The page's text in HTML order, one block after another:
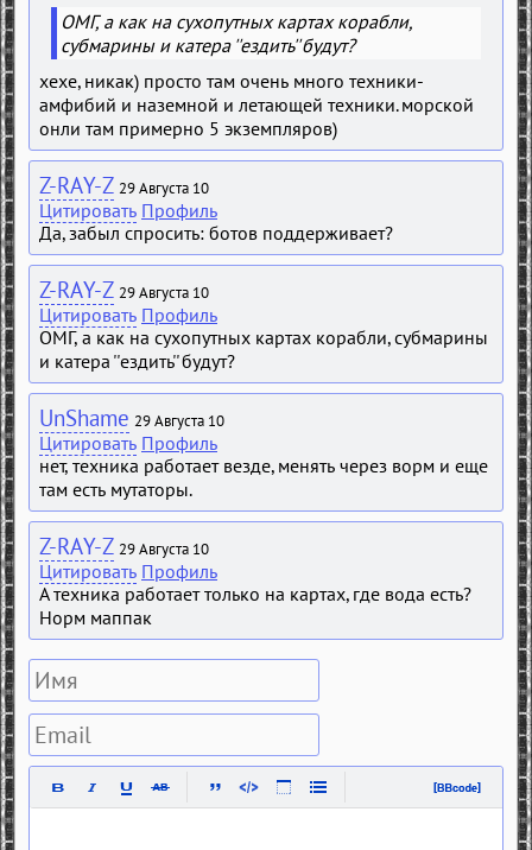
ОМГ, а как на сухопутных картах корабли,
субмарины и катера ''ездить'' будут?
хехе, никак) просто там очень много техники-
амфибий и наземной и летающей техники. морской
онли там примерно 5 экземпляров)
Z-RAY-Z 29 Августа 10
Цитировать Профиль
Да, забыл спросить: ботов поддерживает?
Z-RAY-Z 29 Августа 10
Цитировать Профиль
ОМГ, а как на сухопутных картах корабли, субмарины
и катера ''ездить'' будут?
UnShame 29 Августа 10
Цитировать Профиль
нет, техника работает везде, менять через ворм и еще
там есть мутаторы.
Z-RAY-Z 29 Августа 10
Цитировать Профиль
А техника работает только на картах, где вода есть?
Норм маппак